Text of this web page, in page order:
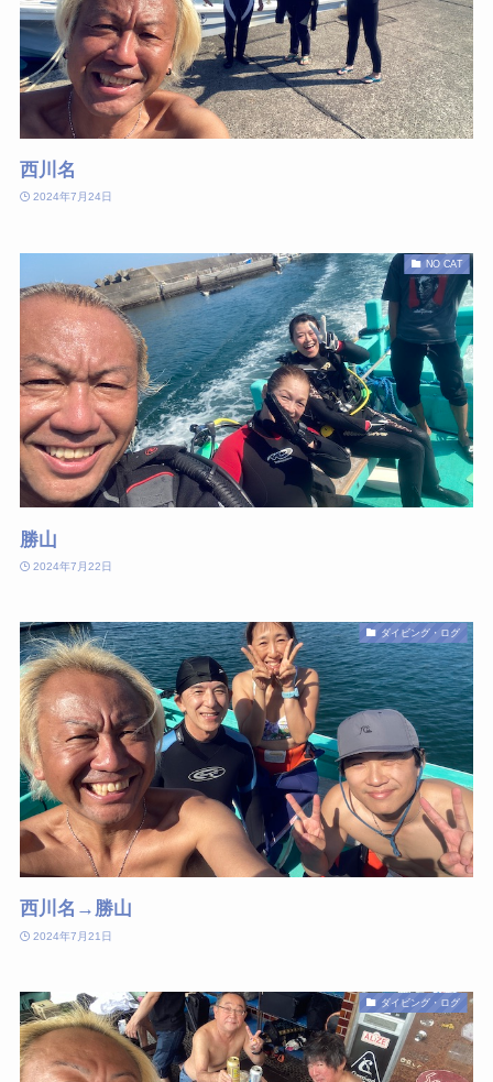
西川名
2024年7月24日
NO CAT
勝山
2024年7月22日
ダイビング・ログ
西川名→勝山
2024年7月21日
ダイビング・ログ